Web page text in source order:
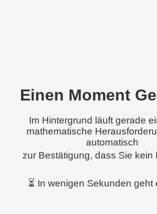
Einen Moment
Im Hintergrund läuft gerade
mathematische
automatisch
zur Bestätigung, dass Sie kein
⏳ In wenigen Sekunden geht